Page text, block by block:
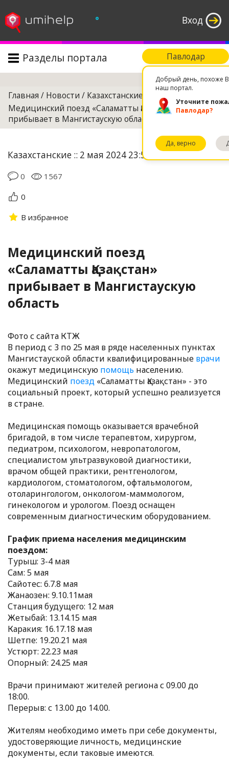
Вход
°
Павлодар
Добрый день, похоже
наш портал.
Уточните
Павлодар?
Да, верно
Разделы портала Поиск
Главная / Новости / Казахстанские
Медицинский поезд «Саламатты Қазақстан»
прибывает в Мангистаускую область
Казахстанские :: 2 мая 2024 23:55
0
1567
0
В избранное
Медицинский поезд
«Саламатты Қазақстан»
прибывает в Мангистаускую
область
Фото с сайта КТЖ
В период с 3 по 25 мая в ряде населенных пунктах
Мангистауской области квалифицированные врачи
окажут медицинскую помощь населению.
Медицинский поезд «Саламатты Қазақстан» - это
социальный проект, который успешно реализуется
в стране.
Медицинская помощь оказывается врачебной
бригадой, в том числе терапевтом, хирургом,
педиатром, психологом, невропатологом,
специалистом ультразвуковой диагностики,
врачом общей практики, рентгенологом,
кардиологом, стоматологом, офтальмологом,
отоларингологом, онкологом-маммологом,
гинекологом и урологом. Поезд оснащен
современным диагностическим оборудованием.
️График приема населения медицинским
поездом:
Турыш: 3-4 мая
Сам: 5 мая
Сайотес: 6.7.8 мая
Жанаозен: 9.10.11мая
Станция будущего: 12 мая
Жетыбай: 13.14.15 мая
Каракия: 16.17.18 мая
Шетпе: 19.20.21 мая
Устюрт: 22.23 мая
Опорный: 24.25 мая
Врачи принимают жителей региона с 09.00 до
18:00.
Перерыв: с 13.00 до 14.00.
Жителям необходимо иметь при себе документы,
удостоверяющие личность, медицинские
документы, если таковые имеются.